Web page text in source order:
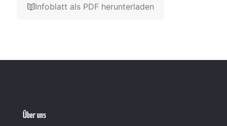
Infoblatt als PDF herunterladen
Über uns